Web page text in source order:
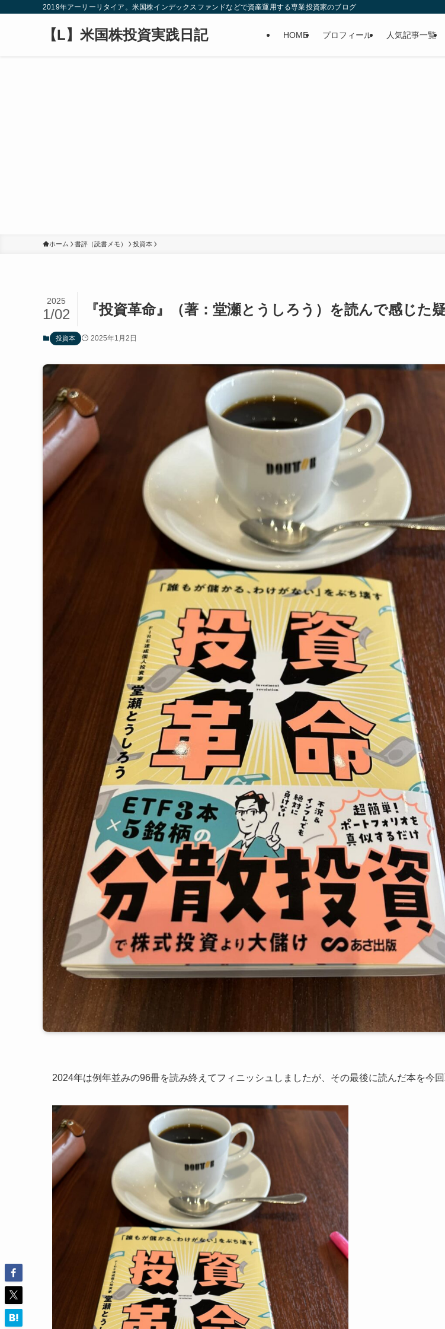
2019年アーリーリタイア。米国株インデックスファンドなどで資産運用する専業投資家のブログ
【L】米国株投資実践日記 HOME プロフィール 人気記事一覧
ホーム 書評（読書メモ） 投資本
『投資革命』（著：堂瀬とうしろう）を読んで感じた
2025
1/02
投資本 2025年1月2日
2024年は例年並みの96冊を読み終えてフィニッシュしましたが、その最後に読んだ本を今回